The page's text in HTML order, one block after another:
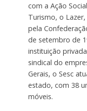
com a Ação
Turismo, o
pela
de setembro de
instituição
sindical do
Gerais, o Sesc
estado, com 38
móveis.